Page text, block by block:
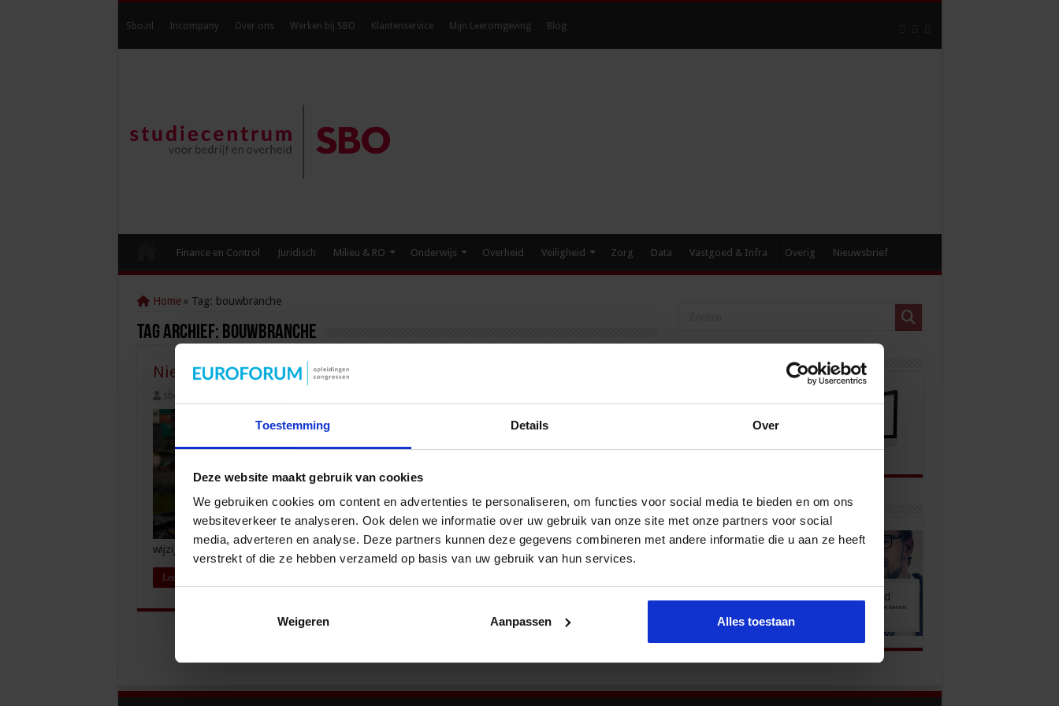
Toestemming Details Over
Deze website maakt gebruik van cookies
We gebruiken cookies om content en advertenties te personaliseren, om functies voor social media te bieden en om ons
websiteverkeer te analyseren. Ook delen we informatie over uw gebruik van onze site met onze partners voor social
media, adverteren en analyse. Deze partners kunnen deze gegevens combineren met andere informatie die u aan ze heeft
verstrekt of die ze hebben verzameld op basis van uw gebruik van hun services.
Weigeren Aanpassen Alles toestaan
Sbo.nl Incompany Over ons Werken bij SBO Klantenservice Mijn Leeromgeving Blog
Finance en Control Juridisch Milieu & RO Onderwijs Overheid Veiligheid Zorg Data Vastgoed & Infra Overig Nieuwsbrief
Home » Tag: bouwbranche
Tag Archief: bouwbranche
Nieuwe bouwregelgeving op 1 juli 2022
sbo
partner PDH AdvocatuurMinister Ollongren
heeft de Tweede Kamer bericht dat zowel de
voor het bouwen op 1 juli 2022 in werking
moet treden. Zij krijgt daarbij de volledige steun
van de lagere overheden die de regelgeving
uitvoeren. Daarmee worden dus de grootste
wijzigingen in de bouwregelgeving ooit over …
Lees verder »
Bekijk onze opleidingen